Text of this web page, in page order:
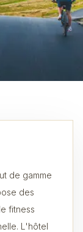
de gamme
des
fitness
L'hôtel